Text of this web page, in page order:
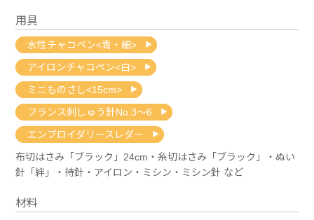
用具
水性チャコペン<青・細>
アイロンチャコペン<白>
ミニものさし<15cm>
フランス刺しゅう針No.3～6
エンブロイダリースレダー
布切はさみ「ブラック」24cm・糸切はさみ「ブラック」・ぬい
針「絆」・待針・アイロン・ミシン・ミシン針 など
材料